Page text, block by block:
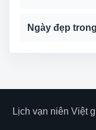
Ngày đẹp
Lịch vạn niên Việt